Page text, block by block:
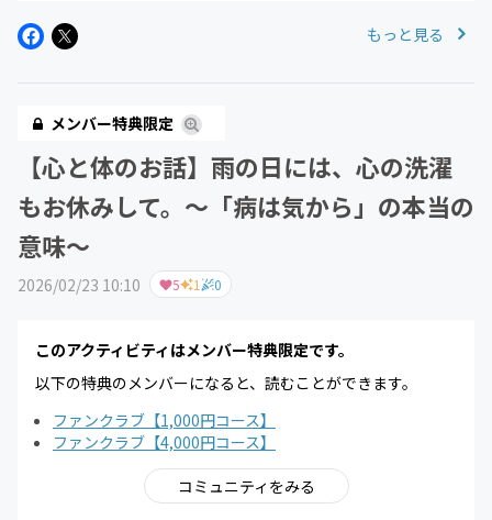
もっと見る
メンバー特典限定
【心と体のお話】雨の日には、心の洗濯
もお休みして。〜「病は気から」の本当の
意味〜
2026/02/23 10:10 5 1 0
このアクティビティはメンバー特典限定です。
以下の特典のメンバーになると、読むことができます。
ファンクラブ【1,000円コース】
ファンクラブ【4,000円コース】
コミュニティをみる